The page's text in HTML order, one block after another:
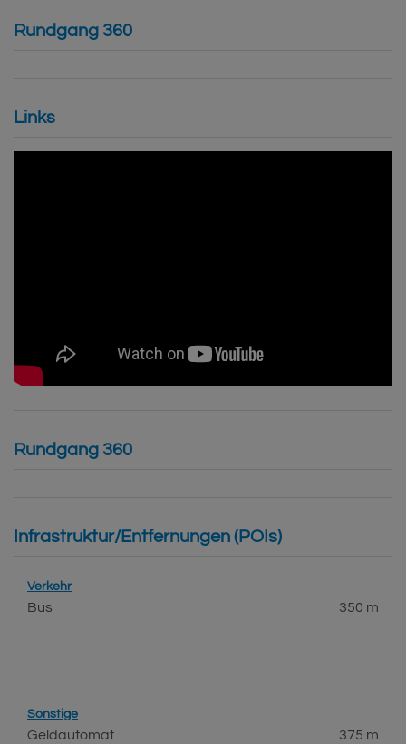
Rundgang 360
Links
Rundgang 360
Infrastruktur/Entfernungen (POIs)
Verkehr
Bus 350 m
Sonstige
Geldautomat 375 m